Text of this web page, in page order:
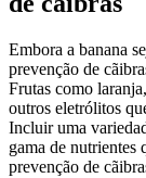
Embora a banana
prevenção de
Frutas como
outros eletrólitos
Incluir uma
gama de nutrientes
prevenção de